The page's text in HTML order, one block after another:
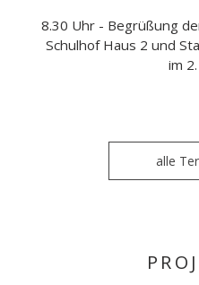
8.30 Uhr - Begrüßung
Schulhof Haus 2 und
im
alle